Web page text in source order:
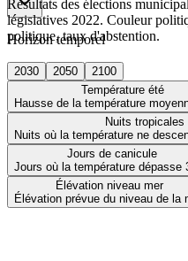
Horizon temporel
2030 2050
2100
Température été
Hausse de la température
Nuits tropicales
Nuits où la température ne
Jours de canicule
Jours où la température dépasse
Élévation niveau mer
Élévation prévue du niveau de la
Résultats des élections
législatives 2022. Couleur
politique, taux d'abstention.